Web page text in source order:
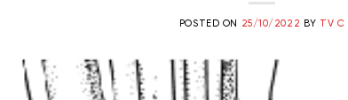
POSTED ON 25/10/2022 BY TV C